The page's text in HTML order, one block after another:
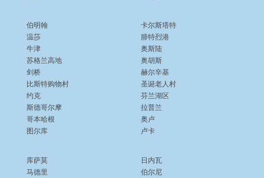
伯明翰
温莎
牛津
苏格兰高地
剑桥
比斯特购物村
约克
斯德哥尔摩
哥本哈根
图尔库
卡尔斯塔特
腓特烈港
奥斯陆
奥胡斯
赫尔辛基
圣诞老人村
芬兰湖区
拉普兰
奥卢
卢卡
库萨莫
马德里
日内瓦
伯尔尼